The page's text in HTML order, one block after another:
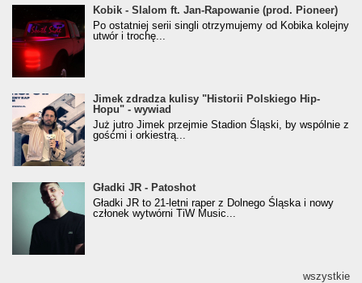
Kobik - Slalom ft. Jan-Rapowanie (prod. Pioneer)
[Official Music Visualiser]
Kobik - Slalom ft. Jan-Rapowanie (prod. Pioneer)
Po ostatniej serii singli otrzymujemy od Kobika kolejny
utwór i trochę...
Jimek zdradza kulisy "Historii Polskiego Hip-
Hopu" - wywiad
Jimek zdradza kulisy "Historii Polskiego Hip-
Hopu" - wywiad
Już jutro Jimek przejmie Stadion Śląski, by wspólnie z
gośćmi i orkiestrą...
Gładki JR - Patoshot
Gładki JR - Patoshot
Gładki JR to 21-letni raper z Dolnego Śląska i nowy
członek wytwórni TiW Music...
wszystkie